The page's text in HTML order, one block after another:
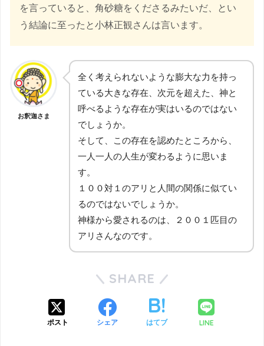
を言っていると、角砂糖をくださるみたいだ、とい
う結論に至ったと小林正観さんは言います。
お釈迦さま
全く考えられないような膨大な力を持っ
ている大きな存在、次元を超えた、神と
呼べるような存在が実はいるのではない
でしょうか。
そして、この存在を認めたところから、
一人一人の人生が変わるように思いま
す。
１００対１のアリと人間の関係に似てい
るのではないでしょうか。
神様から愛されるのは、２００１匹目の
アリさんなのです。
SHARE
ポスト シェア はてブ LINE